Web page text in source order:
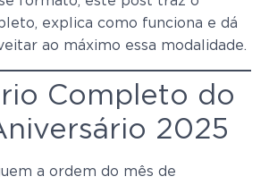
explica como funciona e dá
ao máximo essa modalidade.
Completo do
2025
a ordem do mês de